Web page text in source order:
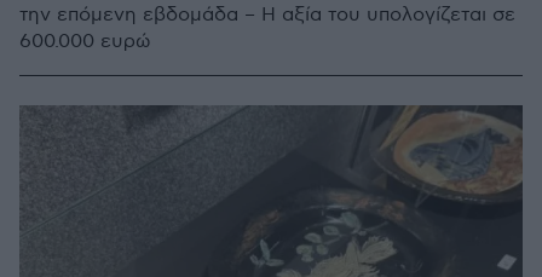
την επόμενη εβδομάδα – Η αξία του υπολογίζεται σε
600.000 ευρώ